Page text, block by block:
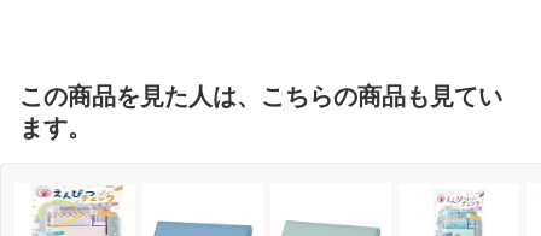
この商品を見た人は、こちらの商品も見てい
ます。